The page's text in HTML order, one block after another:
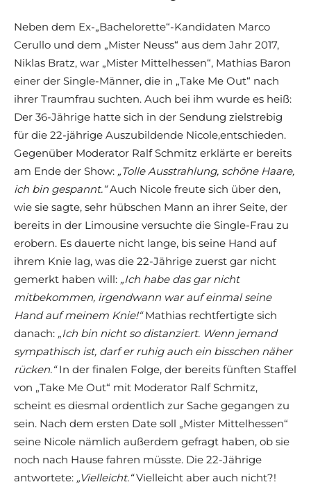
Neben dem Ex-„Bachelorette“-Kandidaten Marco
Cerullo und dem „Mister Neuss“ aus dem Jahr 2017,
Niklas Bratz, war „Mister Mittelhessen“, Mathias Baron
einer der Single-Männer, die in „Take Me Out“ nach
ihrer Traumfrau suchten. Auch bei ihm wurde es heiß:
Der 36-Jährige hatte sich in der Sendung zielstrebig
für die 22-jährige Auszubildende Nicole,entschieden.
Gegenüber Moderator Ralf Schmitz erklärte er bereits
am Ende der Show: „Tolle Ausstrahlung, schöne Haare,
ich bin gespannt.“Auch Nicole freute sich über den,
wie sie sagte, sehr hübschen Mann an ihrer Seite, der
bereits in der Limousine versuchte die Single-Frau zu
erobern. Es dauerte nicht lange, bis seine Hand auf
ihrem Knie lag, was die 22-Jährige zuerst gar nicht
gemerkt haben will: „Ich habe das gar nicht
mitbekommen, irgendwann war auf einmal seine
Hand auf meinem Knie!“Mathias rechtfertigte sich
danach: „Ich bin nicht so distanziert. Wenn jemand
sympathisch ist, darf er ruhig auch ein bisschen näher
rücken.“In der finalen Folge, der bereits fünften Staffel
von „Take Me Out“ mit Moderator Ralf Schmitz,
scheint es diesmal ordentlich zur Sache gegangen zu
sein. Nach dem ersten Date soll „Mister Mittelhessen“
seine Nicole nämlich außerdem gefragt haben, ob sie
noch nach Hause fahren müsste. Die 22-Jährige
antwortete: „Vielleicht.“Vielleicht aber auch nicht?!